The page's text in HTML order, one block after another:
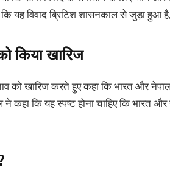
यह विवाद ब्रिटिश शासनकाल से जुड़ा हुआ है,
किया खारिज
को खारिज करते हुए कहा कि भारत और नेपाल
कि यह स्पष्ट होना चाहिए कि भारत और